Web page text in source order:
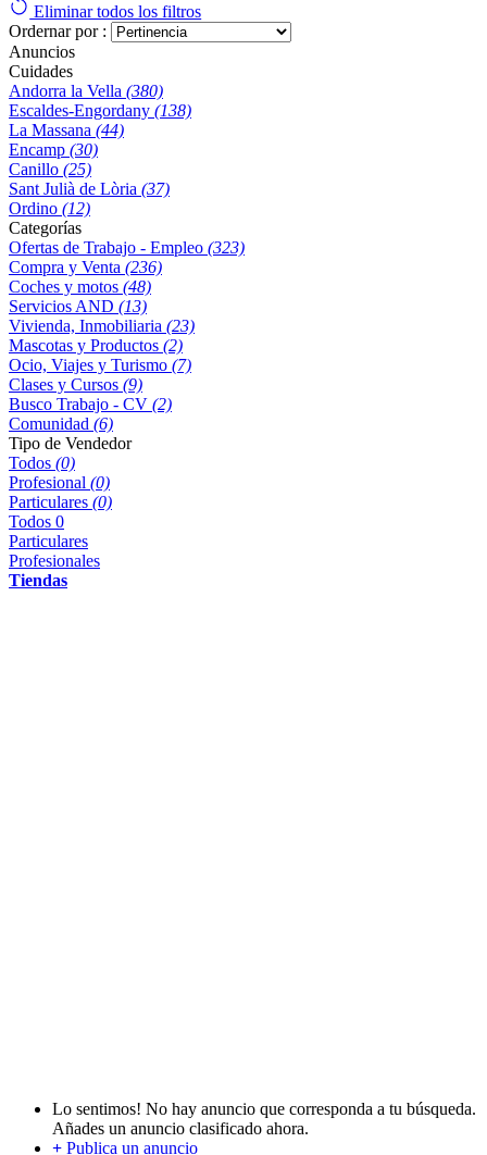
Eliminar todos los filtros
Ordernar por :
Anuncios
Cuidades
Andorra la Vella (380)
Escaldes-Engordany (138)
La Massana (44)
Encamp (30)
Canillo (25)
Sant Julià de Lòria (37)
Ordino (12)
Categorías
Ofertas de Trabajo - Empleo (323)
Compra y Venta (236)
Coches y motos (48)
Servicios AND (13)
Vivienda, Inmobiliaria (23)
Mascotas y Productos (2)
Ocio, Viajes y Turismo (7)
Clases y Cursos (9)
Busco Trabajo - CV (2)
Comunidad (6)
Tipo de Vendedor
Todos (0)
Profesional (0)
Particulares (0)
Todos 0
Particulares
Profesionales
Tiendas
Lo sentimos! No hay anuncio que corresponda a tu búsqueda.
Añades un anuncio clasificado ahora.
+ Publica un anuncio